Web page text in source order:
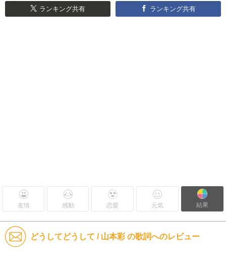
ランキング共有 ランキング共有
友情 感動 恋愛 元気 結果
どうしてどうして / 山本彩 の歌詞へのレビュー